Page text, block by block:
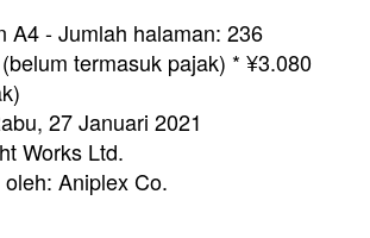
A4 - Jumlah halaman: 236
termasuk pajak) * ¥3.080
27 Januari 2021
Works Ltd.
Aniplex Co.